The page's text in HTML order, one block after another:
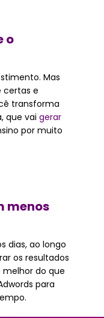
o
Mas
certas e
transforma
que vai gerar
por muito
menos
dias, ao longo
os resultados
do que
para